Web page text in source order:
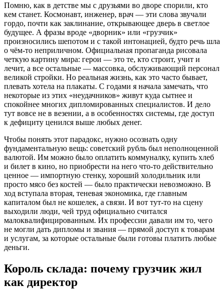
Помню, как в детстве мы с друзьями во дворе спорили, кто
кем станет. Космонавт, инженер, врач — эти слова звучали
гордо, почти как заклинание, открывающее дверь в светлое
будущее. А фразы вроде «дворник» или «грузчик»
произносились шепотом и с такой интонацией, будто речь шла
о чём-то неприличном. Официальная пропаганда рисовала
четкую картину мира: герои — это те, кто строит, учит и
лечит, а все остальные — массовка, обслуживающий персонал
великой стройки. Но реальная жизнь, как это часто бывает,
плевать хотела на плакаты. С годами я начала замечать, что
некоторые из этих «неудачников» живут куда сытнее и
спокойнее многих дипломированных специалистов. И дело
тут вовсе не в везении, а в особенностях системы, где доступ
к дефициту ценился выше любых денег.
Чтобы понять этот парадокс, нужно осознать одну
фундаментальную вещь: советский рубль был неполноценной
валютой. Им можно было оплатить коммуналку, купить хлеб
и билет в кино, но приобрести на него что-то действительно
ценное — импортную стенку, хороший холодильник или
просто мясо без костей — было практически невозможно. В
ход вступала вторая, теневая экономика, где главным
капиталом был не кошелек, а связи. И вот тут-то на сцену
выходили люди, чей труд официально считался
малоквалифицированным. Их профессии давали им то, чего
не могли дать дипломы и звания — прямой доступ к товарам
и услугам, за которые остальные были готовы платить любые
деньги.
Король склада: почему грузчик жил
как директор